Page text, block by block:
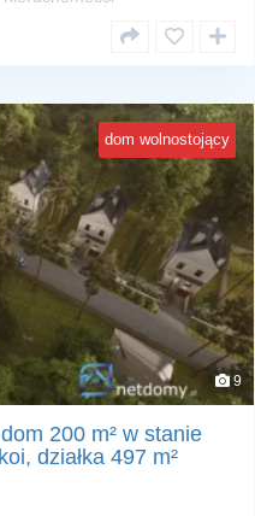
dom wolnostojący
9
200 m² w stanie
działka 497 m²